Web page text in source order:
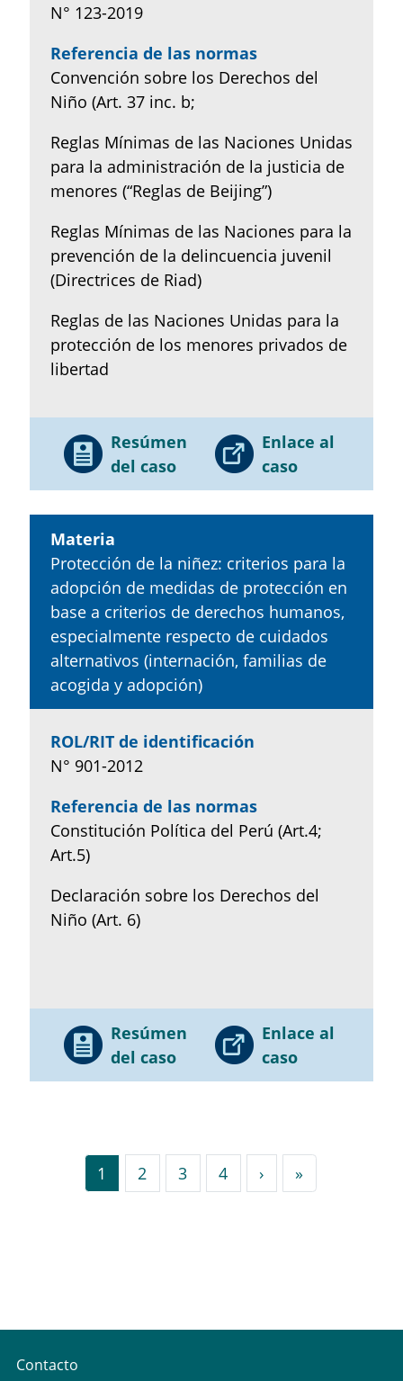
N° 123-2019
Referencia de las normas
Convención sobre los Derechos del
Niño (Art. 37 inc. b;
Reglas Mínimas de las Naciones Unidas
para la administración de la justicia de
menores (“Reglas de Beijing”)
Reglas Mínimas de las Naciones para la
prevención de la delincuencia juvenil
(Directrices de Riad)
Reglas de las Naciones Unidas para la
protección de los menores privados de
libertad
Resúmen
del caso
Enlace al
caso
Materia
Protección de la niñez: criterios para la
adopción de medidas de protección en
base a criterios de derechos humanos,
especialmente respecto de cuidados
alternativos (internación, familias de
acogida y adopción)
ROL/RIT de identificación
N° 901-2012
Referencia de las normas
Constitución Política del Perú (Art.4;
Art.5)
Declaración sobre los Derechos del
Niño (Art. 6)
Resúmen
del caso
Enlace al
caso
1 2 3 4 ››› »Última »
Contacto